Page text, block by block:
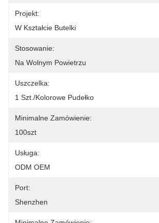
Projekt:
W Kształcie Butelki
Stosowanie:
Na Wolnym Powietrzu
Uszczelka:
1 Szt./kolorowe Pudełko
Minimalne Zamówienie:
100szt
Usługa:
ODM OEM
Port:
Shenzhen